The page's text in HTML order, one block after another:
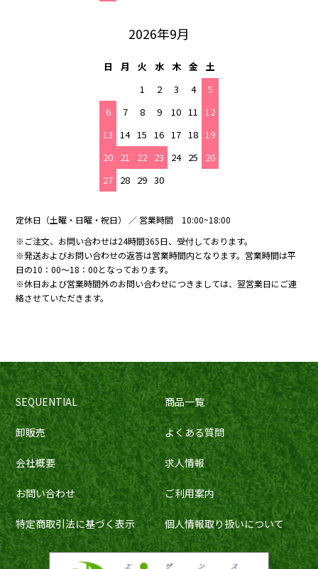
2026年9月
日 月 火 水 木 金
土
1
2 3 4
5
6
7 8 9 10 11 12
13 14 15 16 17 18 19
20 21 22 23 24 25
26
27 28 29 30
定休日（土曜・日曜・祝日） ／ 営業時間 10:00~18:00
※ご注文、お問い合わせは24時間365日、受付しております。
※発送およびお問い合わせの返答は営業時間内となります。営業時間は平
日の10：00～18：00となっております。
※休日および営業時間外のお問い合わせにつきましては、翌営業日にご連
絡させていただきます。
SEQUENTIAL 商品一覧
卸販売 よくある質問
会社概要 求人情報
お問い合わせ ご利用案内
特定商取引法に基づく表示 個人情報取り扱いについて